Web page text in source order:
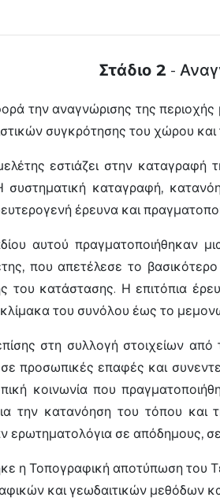
Στάδιο 2 -
την αναγνώρισης της περιοχής
συγκρότησης του χώρου και
εστιάζει στην
συστηματική καταγραφή,
έρευνα και
αυτού πραγματοποιήθηκαν
που απετέλεσε το βασικότερο
του κατάστασης. Η επιτόπια
του συνόλου έως το
στη συλλογή στοιχείων
σε προσωπικές επαφές και
κοινωνία που
την κατανόηση του τόπου και
ερωτηματολόγια σε
η Τοπογραφική αποτύπωση του
και γεωδαιτικών μεθόδων